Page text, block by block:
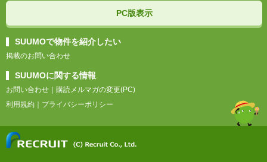
PC版表示
SUUMOで物件を紹介したい
掲載のお問い合わせ
SUUMOに関する情報
お問い合わせ
購読メルマガの変更(PC)
利用規約
プライバシーポリシー